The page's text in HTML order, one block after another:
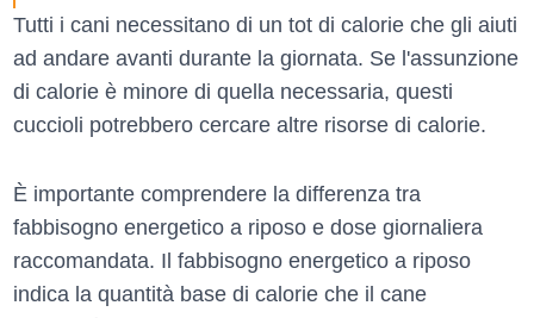
Tutti i cani necessitano di un tot di calorie che gli aiuti
ad andare avanti durante la giornata. Se l'assunzione
di calorie è minore di quella necessaria, questi
cuccioli potrebbero cercare altre risorse di calorie.
È importante comprendere la differenza tra
fabbisogno energetico a riposo e dose giornaliera
raccomandata. Il fabbisogno energetico a riposo
indica la quantità base di calorie che il cane